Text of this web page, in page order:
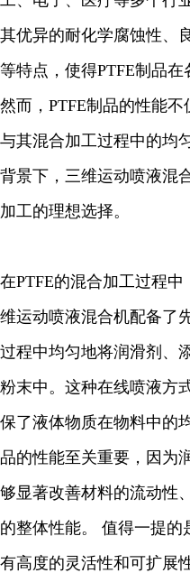
其优异的耐化学腐蚀性、
等特点，使得PTFE制品在
然而，PTFE制品的性能
与其混合加工过程中的均
背景下，三维运动喷液混
加工的理想选择。
在PTFE的混合加工过程
维运动喷液混合机配备了
过程中均匀地将润滑剂、
粉末中。这种在线喷液方
保了液体物质在物料中的
品的性能至关重要，因为
够显著改善材料的流动性
的整体性能。 值得一提
有高度的灵活性和可扩展